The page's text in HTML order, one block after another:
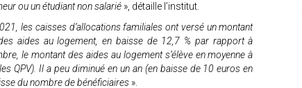
ou un étudiant non salarié », détaille l’institut.
les caisses d’allocations familiales ont versé un montant
aides au logement, en baisse de 12,7 % par rapport à
le montant des aides au logement s’élève en moyenne à
QPV). Il a peu diminué en un an (en baisse de 10 euros en
du nombre de bénéficiaires ».